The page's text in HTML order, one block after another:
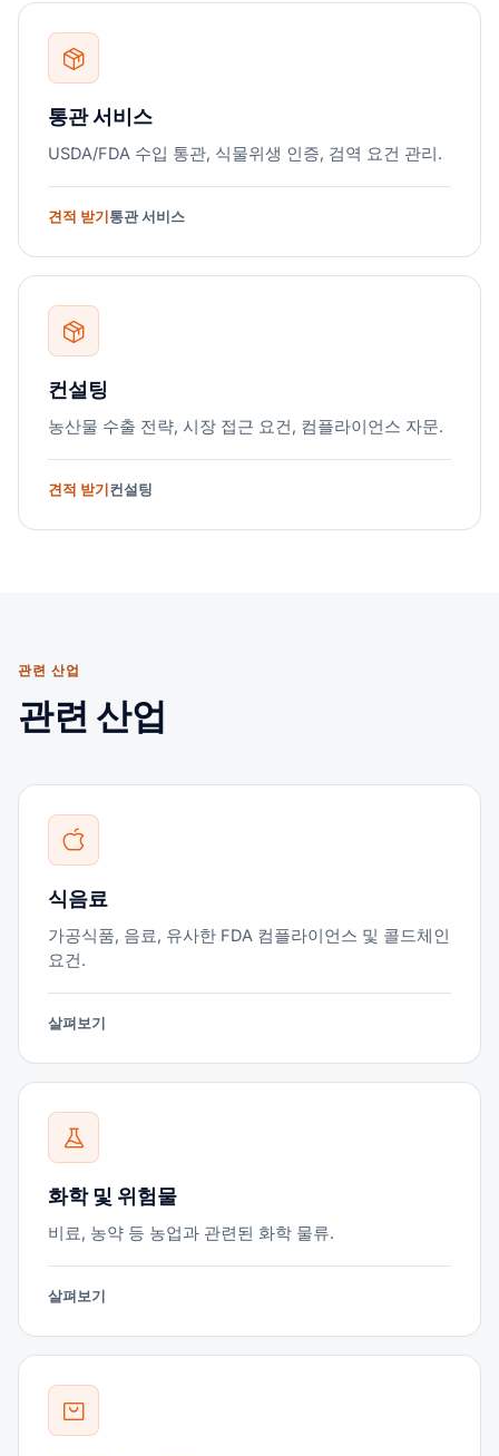
통관 서비스
USDA/FDA 수입 통관, 식물위생 인증, 검역 요건 관리.
견적 받기통관 서비스
컨설팅
농산물 수출 전략, 시장 접근 요건, 컴플라이언스 자문.
견적 받기컨설팅
관련 산업
관련 산업
식음료
가공식품, 음료, 유사한 FDA 컴플라이언스 및 콜드체인
요건.
살펴보기
화학 및 위험물
비료, 농약 등 농업과 관련된 화학 물류.
살펴보기